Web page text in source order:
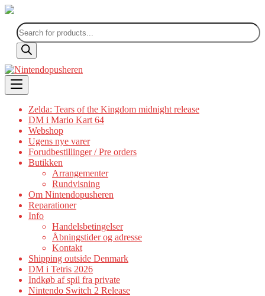
Products
search
Skip
to
content
Zelda: Tears of the Kingdom midnight release
DM i Mario Kart 64
Webshop
Ugens nye varer
Forudbestillinger / Pre orders
Butikken
Arrangementer
Rundvisning
Om Nintendopusheren
Reparationer
Info
Handelsbetingelser
Åbningstider og adresse
Kontakt
Shipping outside Denmark
DM i Tetris 2026
Indkøb af spil fra private
Nintendo Switch 2 Release